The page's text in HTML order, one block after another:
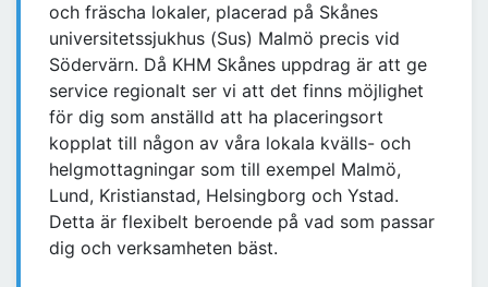
och fräscha lokaler, placerad på Skånes
universitetssjukhus (Sus) Malmö precis vid
Södervärn. Då KHM Skånes uppdrag är att ge
service regionalt ser vi att det finns möjlighet
för dig som anställd att ha placeringsort
kopplat till någon av våra lokala kvälls- och
helgmottagningar som till exempel Malmö,
Lund, Kristianstad, Helsingborg och Ystad.
Detta är flexibelt beroende på vad som passar
dig och verksamheten bäst.